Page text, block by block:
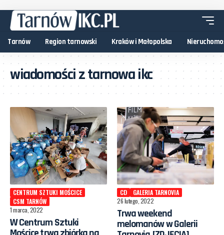
Tarnów Region tarnowski Kraków i Małopolska
wiadomości z tarnowa ikc
CENTRUM SZTUKI MOŚCICE
CSM TARNÓW
1 marca, 2022
W Centrum Sztuki
CD
GALERIA TARNOVIA
26 lutego, 2022
Trwa weekend
melomanów w Galerii